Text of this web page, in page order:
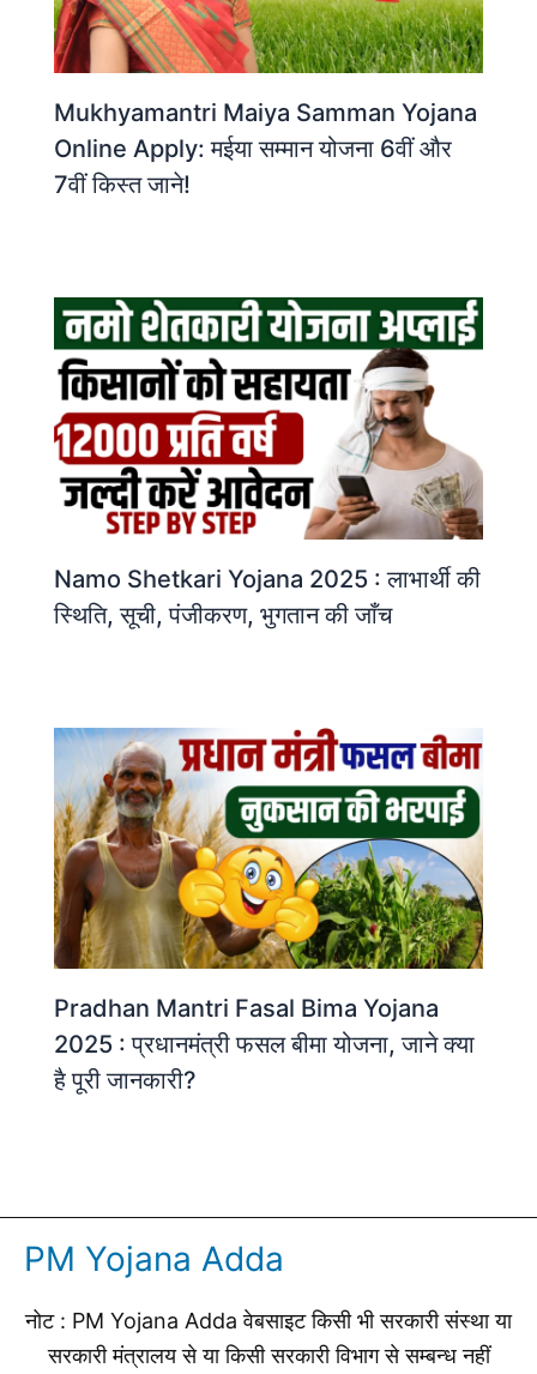
Mukhyamantri Maiya Samman Yojana
Online Apply: मईया सम्मान योजना 6वीं और
7वीं किस्त जाने!
Namo Shetkari Yojana 2025 : लाभार्थी की
स्थिति, सूची, पंजीकरण, भुगतान की जाँच
Pradhan Mantri Fasal Bima Yojana
2025 : प्रधानमंत्री फसल बीमा योजना, जाने क्या
है पूरी जानकारी?
PM Yojana Adda
नोट : PM Yojana Adda वेबसाइट किसी भी सरकारी संस्था या
सरकारी मंत्रालय से या किसी सरकारी विभाग से सम्बन्ध नहीं